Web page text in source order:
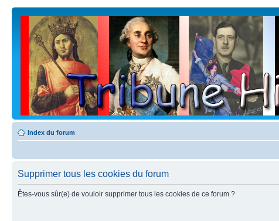
Index du forum
Supprimer tous les cookies du forum
Êtes-vous sûr(e) de vouloir supprimer tous les cookies de ce forum ?